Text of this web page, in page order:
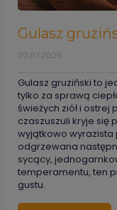
Gulasz
20.07.2026
Gulasz gruziński to
tylko za sprawą
świeżych ziół i
czaszuszuli kryje się
wyjątkowo
odgrzewana
sycący,
temperamentu, ten
gustu.